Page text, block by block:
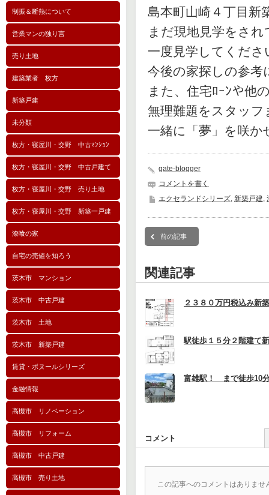
制振＆断熱について
営業マンの独り言
売り土地
建築業者 枚方
新築戸建
未分類
枚方・寝屋川・交野 中古ﾏﾝｼｮﾝ
枚方・寝屋川・交野 中古戸建て
枚方・寝屋川・交野 売り土地
枚方・寝屋川・交野 新築一戸建
漆喰の家
自宅の売値を知ろう
茨木市 マンション
茨木市 中古戸建
茨木市 土地
茨木市 新築戸建
賃貸・ボヌールシリーズ
金融情報
高槻市 リノベーション
高槻市 リフォーム
高槻市 中古戸建
高槻市 売り土地
島本町山崎４丁目新
まだ現地見学をさ
一度見学してくださ
今後の家探しの参
また、住宅ﾛｰﾝや他
無理難題をスタッ
一緒に「夢」を咲
gate-blogger
コメントを書く
エクセランドシリーズ 新築戸建
前の記事
関連記事
２３８０万円税込み新築
駅徒歩１５分２階建て
富雄駅！ まで徒歩10
コメント
この記事へのコメントはありませ